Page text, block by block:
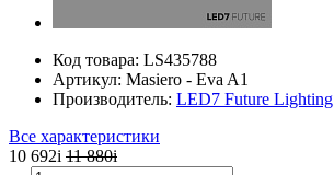
Код товара: LS435788
Артикул: Masiero - Eva A1
Производитель: LED7 Future Lighting
Все характеристики
10 692i 11 880i